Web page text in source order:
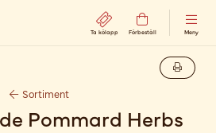
Ta kölapp Förbeställ Meny
Sortiment
Pommard Herbs